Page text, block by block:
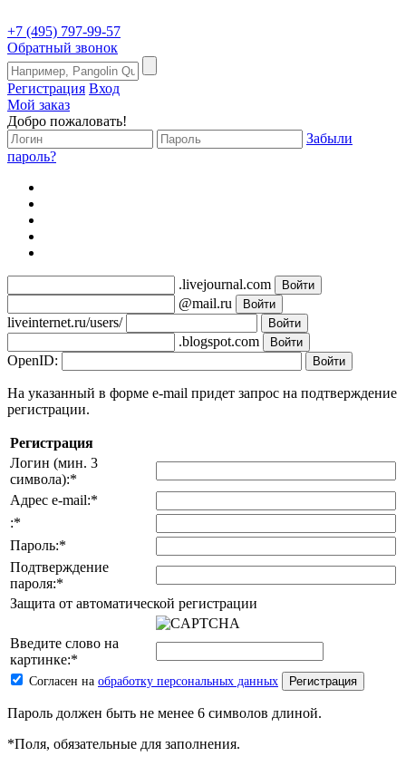
+7 (495) 797-99-57
Обратный звонок
Регистрация Вход
Мой заказ
Добро пожаловать!
Забыли
пароль?
.livejournal.com
@mail.ru
liveinternet.ru/users/
.blogspot.com
OpenID:
На указанный в форме e-mail придет запрос на подтверждение
регистрации.
Регистрация
Логин (мин. 3
символа):*
Адрес e-mail:*
:*
Пароль:*
Подтверждение
пароля:*
Защита от автоматической регистрации
Введите слово на
картинке:*
Согласен на обработку персональных данных
Пароль должен быть не менее 6 символов длиной.
*Поля, обязательные для заполнения.